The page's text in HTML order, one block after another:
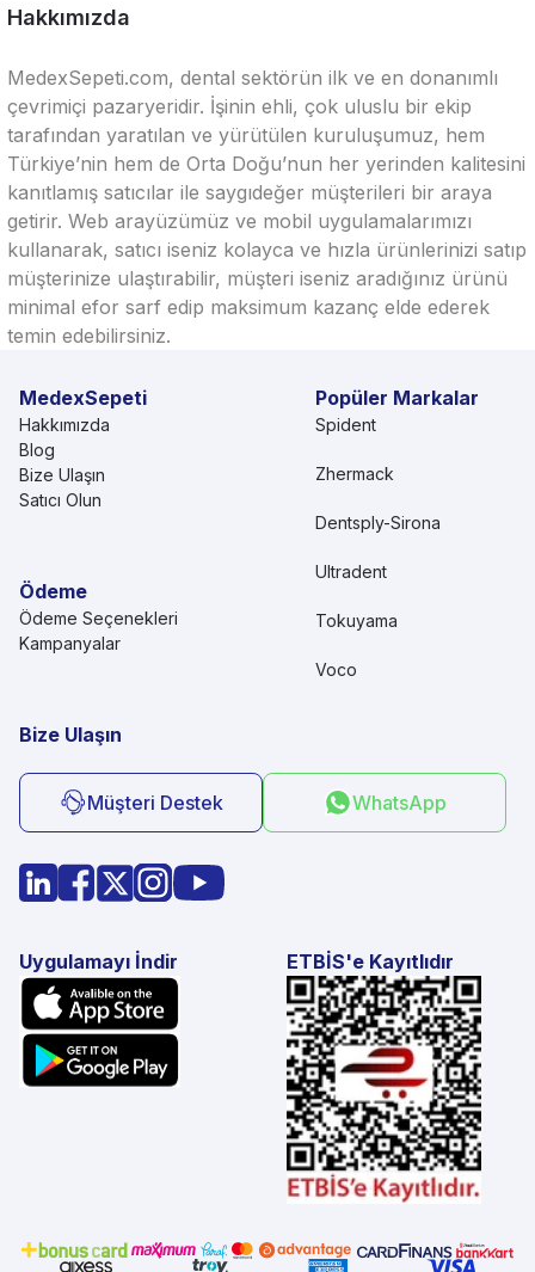
Hakkımızda
MedexSepeti.com, dental sektörün ilk ve en donanımlı
çevrimiçi pazaryeridir. İşinin ehli, çok uluslu bir ekip
tarafından yaratılan ve yürütülen kuruluşumuz, hem
Türkiye’nin hem de Orta Doğu’nun her yerinden kalitesini
kanıtlamış satıcılar ile saygıdeğer müşterileri bir araya
getirir. Web arayüzümüz ve mobil uygulamalarımızı
kullanarak, satıcı iseniz kolayca ve hızla ürünlerinizi satıp
müşterinize ulaştırabilir, müşteri iseniz aradığınız ürünü
minimal efor sarf edip maksimum kazanç elde ederek
temin edebilirsiniz.
MedexSepeti
Hakkımızda
Blog
Bize Ulaşın
Satıcı Olun
Ödeme
Ödeme Seçenekleri
Kampanyalar
Popüler Markalar
Spident
Zhermack
Dentsply-Sirona
Ultradent
Tokuyama
Voco
Bize Ulaşın
Müşteri Destek WhatsApp
Uygulamayı İndir ETBİS'e Kayıtlıdır